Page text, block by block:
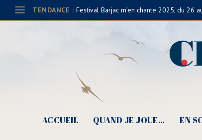
TENDANCE : Festival Barjac m’en chante 2025, du 26
ACCUEIL QUAND JE JOUE… EN
Hélène Piris,